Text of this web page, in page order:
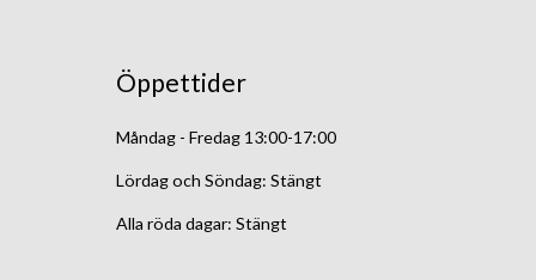
Öppettider
Måndag - Fredag 13:00-17:00
Lördag och Söndag: Stängt
Alla röda dagar: Stängt